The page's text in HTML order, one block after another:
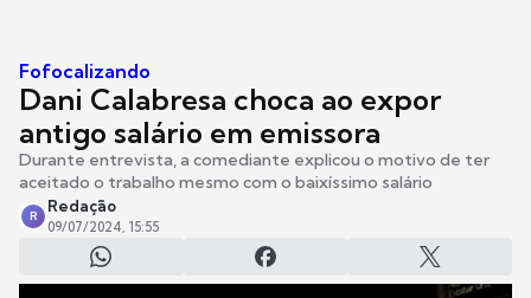
Fofocalizando
Dani Calabresa choca ao expor
antigo salário em emissora
Durante entrevista, a comediante explicou o motivo de ter
aceitado o trabalho mesmo com o baixíssimo salário
R
Redação
09/07/2024, 15:55